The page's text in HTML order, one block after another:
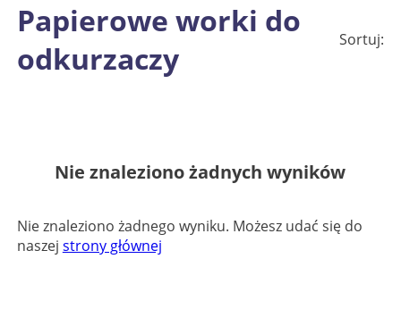
Papierowe worki do
odkurzaczy
Sortuj:
Nie znaleziono żadnych wyników
Nie znaleziono żadnego wyniku. Możesz udać się do
naszej strony głównej